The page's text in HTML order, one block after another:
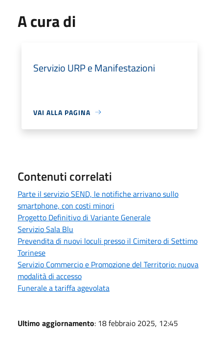
A cura di
Servizio URP e Manifestazioni
VAI ALLA PAGINA
Contenuti correlati
Parte il servizio SEND, le notifiche arrivano sullo
smartphone, con costi minori
Progetto Definitivo di Variante Generale
Servizio Sala Blu
Prevendita di nuovi loculi presso il Cimitero di Settimo
Torinese
Servizio Commercio e Promozione del Territorio: nuova
modalità di accesso
Funerale a tariffa agevolata
Ultimo aggiornamento: 18 febbraio 2025, 12:45